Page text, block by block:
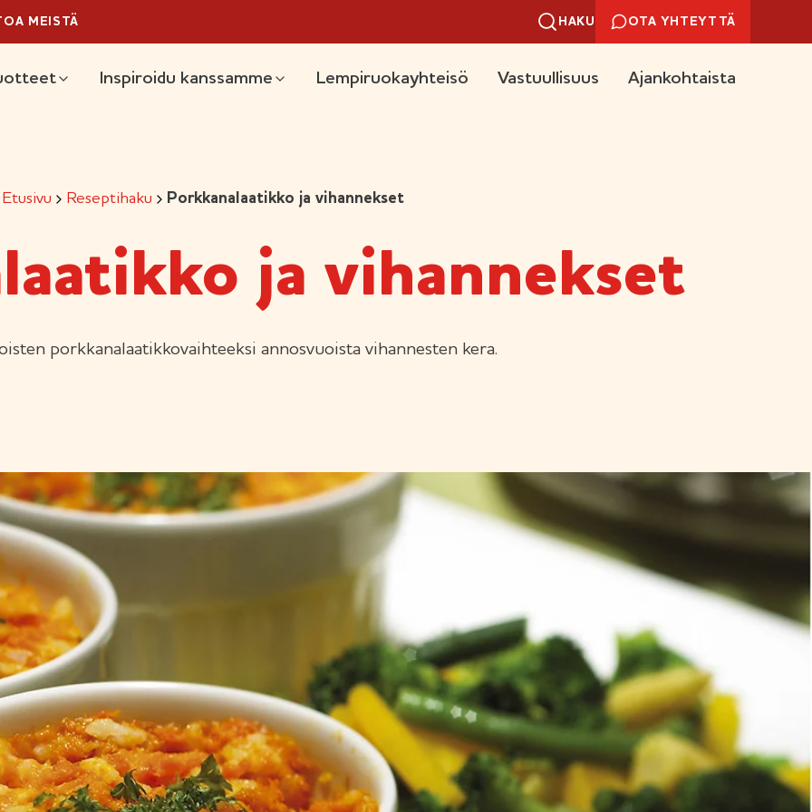
MEISTÄ HAKU OTA YHTEYTTÄ
Inspiroidu kanssamme Lempiruokayhteisö Vastuullisuus Ajankohtaista
Etusivu Reseptihaku Porkkanalaatikko ja vihannekset
ja vihannekset
porkkanalaatikkovaihteeksi annosvuoista vihannesten kera.